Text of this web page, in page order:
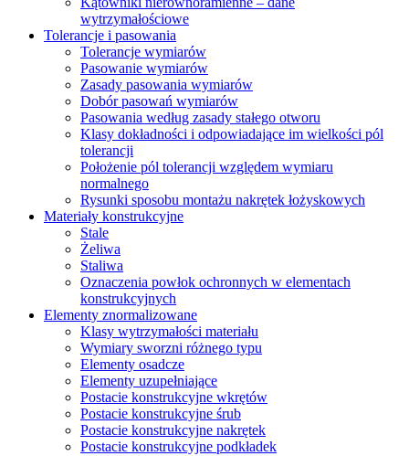
wytrzymałościowe
Tolerancje i pasowania
Tolerancje wymiarów
Pasowanie wymiarów
Zasady pasowania wymiarów
Dobór pasowań wymiarów
Pasowania według zasady stałego otworu
Klasy dokładności i odpowiadające im wielkości pól
tolerancji
Położenie pól tolerancji względem wymiaru
normalnego
Rysunki sposobu montażu nakrętek łożyskowych
Materiały konstrukcyjne
Stale
Żeliwa
Staliwa
Oznaczenia powłok ochronnych w elementach
konstrukcyjnych
Elementy znormalizowane
Klasy wytrzymałości materiału
Wymiary sworzni różnego typu
Elementy osadcze
Elementy uzupełniające
Postacie konstrukcyjne wkrętów
Postacie konstrukcyjne śrub
Postacie konstrukcyjne nakrętek
Postacie konstrukcyjne podkładek